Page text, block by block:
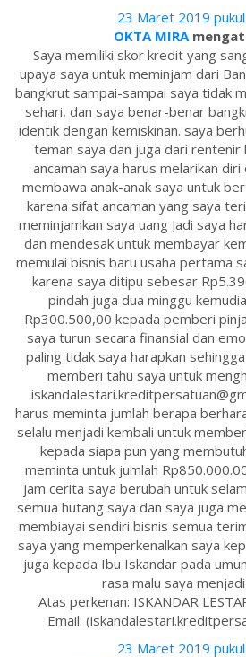
23 Maret 2019
OKTA MIRA
Saya memiliki skor kredit yang
upaya saya untuk meminjam dari
bangkrut sampai-sampai saya tidak
sehari, dan saya benar-benar
identik dengan kemiskinan. saya
teman saya dan juga dari rentenir
ancaman saya harus melarikan
membawa anak-anak saya untuk
karena sifat ancaman yang saya
meminjamkan saya uang Jadi saya
dan mendesak untuk membayar
memulai bisnis baru usaha pertama
karena saya ditipu sebesar
pindah juga dua minggu
Rp300.500,00 kepada pemberi
saya turun secara finansial dan
paling tidak saya harapkan
memberi tahu saya untuk
harus meminta jumlah berapa
selalu menjadi kembali untuk
kepada siapa pun yang
meminta untuk jumlah
jam cerita saya berubah untuk
semua hutang saya dan saya juga
membiayai sendiri bisnis semua
saya yang memperkenalkan saya
juga kepada Ibu Iskandar pada
rasa malu saya
Atas perkenan: ISKANDAR
Email:
23 Maret 2019